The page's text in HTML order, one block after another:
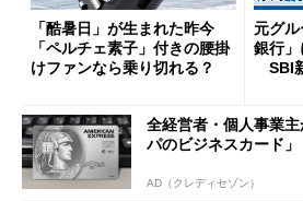
「酷暑日」が生まれた昨今
「ペルチェ素子」付きの腰掛
けファンなら乗り切れる？
元グ
銀行」
SBI
開催
全経営者・個人事業
パのビジネスカード」
AD（クレディセゾン）